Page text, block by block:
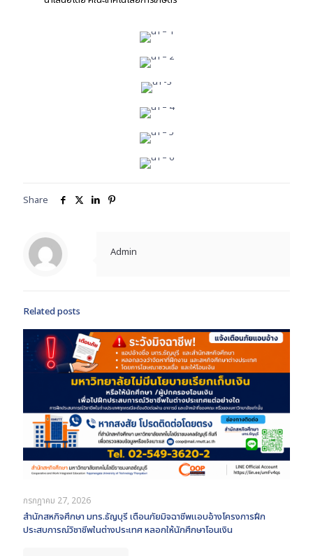
Share
Admin
Related posts
กรกฎาคม 27, 2026
สำนักสหกิจศึกษา มทร.ธัญบุรี เตือนภัยมิจฉาชีพแอบอ้างโครงการฝึก
ประสบการณ์วิชาชีพในต่างประเทศ หลอกให้นักศึกษาโอนเงิน